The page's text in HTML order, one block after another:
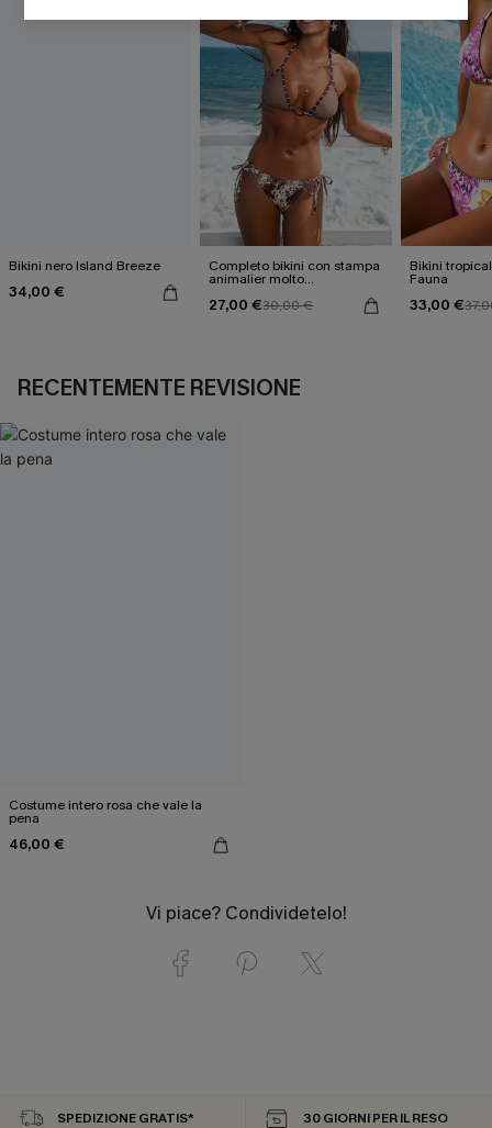
Bikini nero Island Breeze
34,00 €
Completo bikini con stampa
animalier molto
27,00 €30,00 €
Bikini
Fauna
33,00 €
RECENTEMENTE REVISIONE
Costume intero rosa che vale la
pena
46,00 €
Vi piace? Condividetelo!
SPEDIZIONE GRATIS* 30 GIORNI PER IL RESO